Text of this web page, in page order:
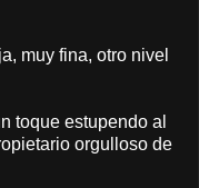
muy fina, otro nivel
toque estupendo al
orgulloso de